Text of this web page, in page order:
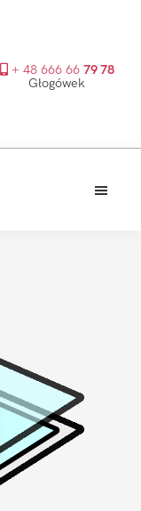
+ 48 666 66 79 78
Głogówek